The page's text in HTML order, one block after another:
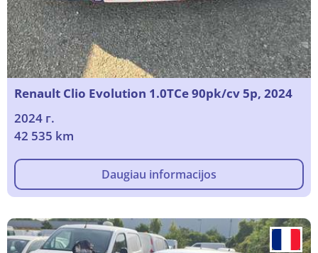
Renault Clio Evolution 1.0TCe 90pk/cv 5p, 2024
2024 г.
42 535 km
Daugiau informacijos